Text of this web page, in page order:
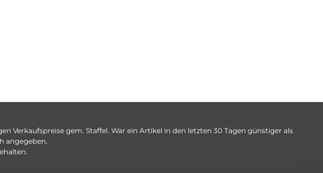
Verkaufspreise gem. Staffel. War ein Artikel in den letzten 30 Tagen günstiger als
angegeben.